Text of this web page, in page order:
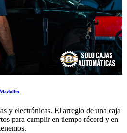
y electrónicas. El arreglo de una caja
para cumplir en tiempo récord y en